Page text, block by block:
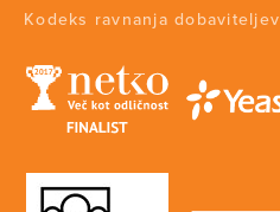
Kodeks ravnanja dobaviteljev